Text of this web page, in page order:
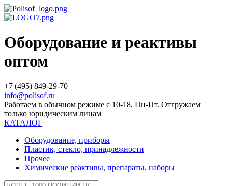
Оборудование и реактивы
оптом
+7 (495) 849-29-70
info@polisof.ru
Работаем в обычном режиме с 10-18, Пн-Пт. Отгружаем
только юридическим лицам
КАТАЛОГ
Оборудование, приборы
Пластик, стекло, принадлежности
Прочее
Химические реактивы, препараты, наборы